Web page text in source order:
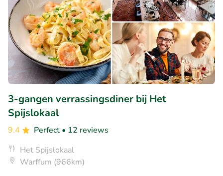
3-gangen verrassingsdiner bij Het
Spijslokaal
9.4 Perfect • 12 reviews
Het Spijslokaal
Warffum (966km)